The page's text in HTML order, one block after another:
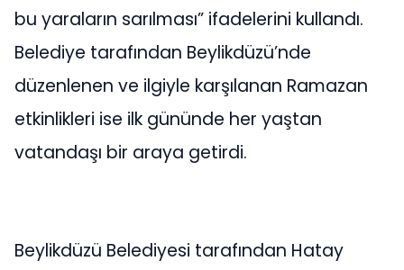
bu yaraların sarılması” ifadelerini kullandı.
Belediye tarafından Beylikdüzü’nde
düzenlenen ve ilgiyle karşılanan Ramazan
etkinlikleri ise ilk gününde her yaştan
vatandaşı bir araya getirdi.
Beylikdüzü Belediyesi tarafından Hatay